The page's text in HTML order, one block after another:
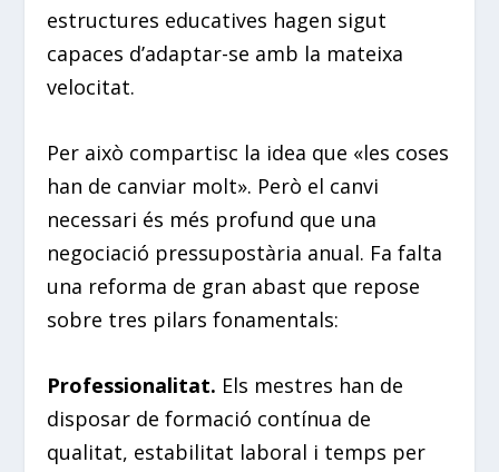
estructures educatives hagen sigut
capaces d’adaptar-se amb la mateixa
velocitat.
Per això compartisc la idea que «les coses
han de canviar molt». Però el canvi
necessari és més profund que una
negociació pressupostària anual. Fa falta
una reforma de gran abast que repose
sobre tres pilars fonamentals:
Professionalitat. Els mestres han de
disposar de formació contínua de
qualitat, estabilitat laboral i temps per